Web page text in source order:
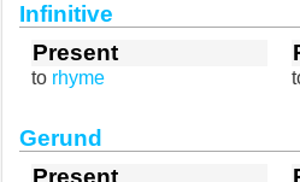
Infinitive
Present
to rhyme
Gerund
Present